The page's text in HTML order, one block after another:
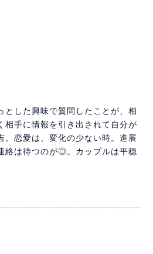
とした興味で質問したことが、相
相手に情報を引き出されて自分が
恋愛は、変化の少ない時。進展
絡は待つのが◎。カップルは平穏